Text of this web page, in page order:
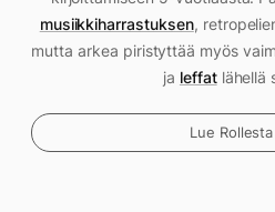
musiikkiharrastuksen,
mutta arkea piristyttää myös
ja leffatlähellä
Lue